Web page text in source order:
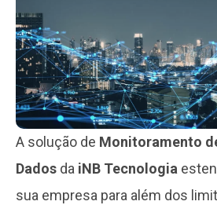
A solução de Monitoramento
Dados da iNB Tecnologia
sua empresa para além dos